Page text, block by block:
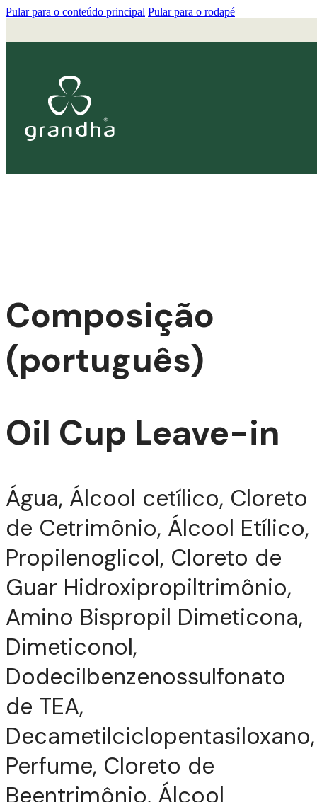
Pular para o conteúdo principal Pular para o rodapé
Composição
(português)
Oil Cup Leave-in
Água, Álcool cetílico, Cloreto
de Cetrimônio, Álcool Etílico,
Propilenoglicol, Cloreto de
Guar Hidroxipropiltrimônio,
Amino Bispropil Dimeticona,
Dimeticonol,
Dodecilbenzenossulfonato
de TEA,
Decametilciclopentasiloxano,
Perfume, Cloreto de
Beentrimônio, Álcool